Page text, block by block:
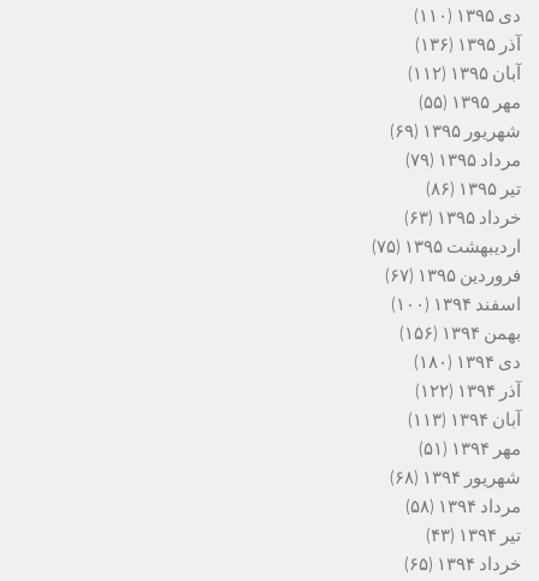
دی ۱۳۹۵
(۱۱۰)
آذر ۱۳۹۵
(۱۳۶)
آبان ۱۳۹۵
(۱۱۲)
مهر ۱۳۹۵
(۵۵)
شهریور ۱۳۹۵
(۶۹)
مرداد ۱۳۹۵
(۷۹)
تیر ۱۳۹۵
(۸۶)
خرداد ۱۳۹۵
(۶۳)
اردیبهشت ۱۳۹۵
(۷۵)
فروردین ۱۳۹۵
(۶۷)
اسفند ۱۳۹۴
(۱۰۰)
بهمن ۱۳۹۴
(۱۵۶)
دی ۱۳۹۴
(۱۸۰)
آذر ۱۳۹۴
(۱۲۲)
آبان ۱۳۹۴
(۱۱۳)
مهر ۱۳۹۴
(۵۱)
شهریور ۱۳۹۴
(۶۸)
مرداد ۱۳۹۴
(۵۸)
تیر ۱۳۹۴
(۴۳)
خرداد ۱۳۹۴
(۶۵)